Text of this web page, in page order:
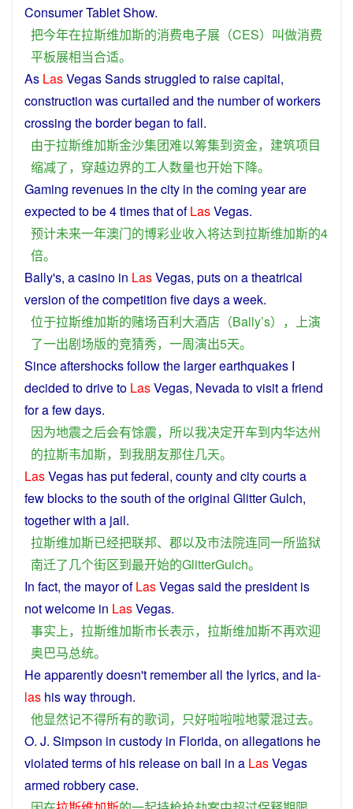
ConsumerTabletShow.
把今年在拉斯维加斯的消费电子展 （CES） 叫做消费
平板展相当合适。
As LasVegasSandsstruggled to raisecapital,
construction wascurtailed and the numberofworkers
crossing theborderbegan tofall.
由于拉斯维加斯金沙集团难以筹集到资金， 建筑项目
缩减了， 穿越边界的工人数量也开始下降。
Gaming revenues in the city in thecoming yearare
expected tobe4timesthatof LasVegas.
预计未来一年澳门的博彩业收入将达到拉斯维加斯的4
倍。
Bally's, acasino in LasVegas, putson atheatrical
version of thecompetition fivedaysaweek.
位于拉斯维加斯的赌场百利大酒店 （Bally’s）， 上演
了一出剧场版的竞猜秀， 一周演出5天。
Sinceaftershocksfollowthe largerearthquakes I
decided todriveto LasVegas, Nevadato visitafriend
for a fewdays.
因为地震之后会有馀震， 所以我决定开车到内华达州
的拉斯韦加斯， 到我朋友那住几天。
LasVegas hasputfederal, countyand citycourtsa
fewblockstothesouth ofthe original Glitter Gulch,
together with a jail.
拉斯维加斯已经把联邦、 郡以及市法院连同一所监狱
南迁了几个街区到最开始的GlitterGulch。
In fact, the mayorofLasVegassaid thepresident is
notwelcome in LasVegas.
事实上， 拉斯维加斯市长表示， 拉斯维加斯不再欢迎
奥巴马总统。
Heapparentlydoesn't rememberall the lyrics, and la-
las his waythrough.
他显然记不得所有的歌词， 只好啦啦啦地蒙混过去。
O. J. Simpson in custody in Florida, on allegations he
violated termsof his releaseon bail in a LasVegas
armed robberycase.